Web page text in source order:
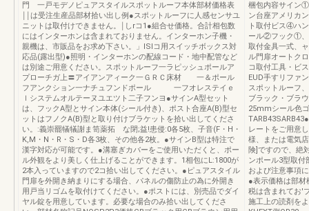
門 一戸モデノピュアスタイルスポットルーフ本体部材価格表
￨￨は受注生産品部材拾い出し例●スポットルーフに人感センサユ
ニットは取付けできません。￨しrコ1●組合せ価格。合計相包数
にはインターホンは含まれておりません。インターホン子機・
親機は、市販品をお求め下さい。」ISlコ用スイッチボックス対
応品(露出型)●照明・インターホンの配線コード・地中配管など
は別途ご用意ください。スポットルーフ一ラピッシュポールア
プローチガ上〓アイアンアィーク一ＧＲＣ床材 一＆ポール
フアンクション一ナチュフンドポール 一フオレステイｅ
ｌシステムオルテーヌユエツト二子フンヨ●サインA型セット
は、フックA型とサイン本体(シール付き)、ポスト合座A(B)型セ
ットはフノクA(B)型と取り付けブラケットを拾い出してくださ
い。:義崇罷犠犠謝ま笥薬拓ゝな閉;益!患侵:0各5枚、子音(F・H・
K,M・N・R・S・D各3枚、その他各2枚。●サインB型は特注で
漢字対応が可能です。●溝塞ぎカバーをご使用いただくと、ポー
ル外観をより美しく仕上げることができます。1相包にL:1800が
2本入っていますので2コ拾い出してください。●ピュアスタイル
門扉を外開き納まりにする場合、パネルの傷防止の為に外開き
用戸当リゴムを取付けてください。●ポストには、別売品でダイ
ヤル錠を用意しています。必要な場合のみ拾い出してくださ
梱包内容サイン
ン台座アメリカ
ト取付ビス④ハ
ール②フック①
取付金具一式、
ル門扉オートク
コ取付工具・ビ
EUD手すリファ
スポットルーフ
ブラック・ブラ
25mmシール色
レートをご用意
様、または電気
険]ですので、絶
ンポール3型取付
および注意事項
●表示価格は部材
税は含まれてお'
施工上の読剤を